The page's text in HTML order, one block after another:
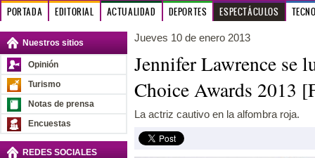
PORTADA EDITORIAL ACTUALIDAD DEPORTES ESPECTÁCULOS
Nuestros sitios
Opinión
Turismo
Notas de prensa
Encuestas
REDES SOCIALES
Jueves 10 de enero 2013
Jennifer Lawrence se
Choice Awards 2013
La actriz cautivo en la alfombra roja.